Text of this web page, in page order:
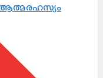
ആത്മരഹസ്യം